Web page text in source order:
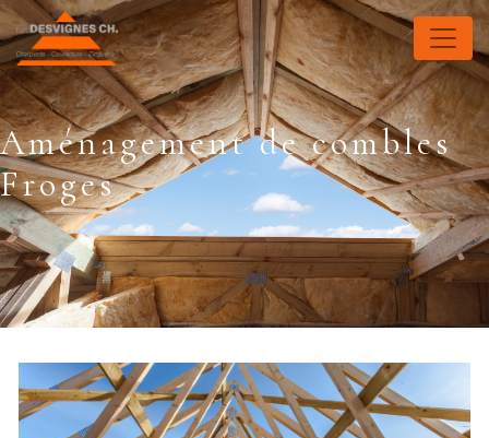
Panneau de gestion des cookies
Aménagement de combles
Froges